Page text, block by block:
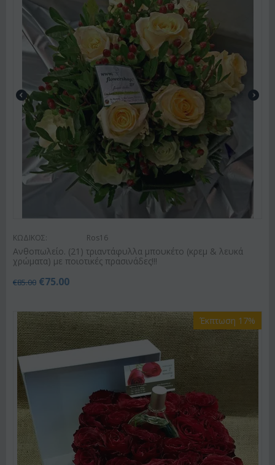
ΚΩΔΙΚΟΣ: Ros16
Ανθοπωλείο. (21) τριαντάφυλλα μπουκέτο (κρεμ & λευκά
χρώματα) με ποιοτικές πρασινάδες!!!
€85.00 €75.00
Έκπτωση 17%